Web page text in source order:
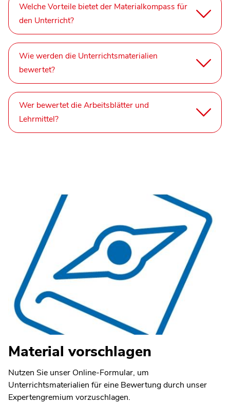
Welche Vorteile bietet der Materialkompass für
den Unterricht?
Wie werden die Unterrichtsmaterialien
bewertet?
Wer bewertet die Arbeitsblätter und
Lehrmittel?
Material vorschlagen
Nutzen Sie unser Online-Formular, um
Unterrichtsmaterialien für eine Bewertung durch unser
Expertengremium vorzuschlagen.